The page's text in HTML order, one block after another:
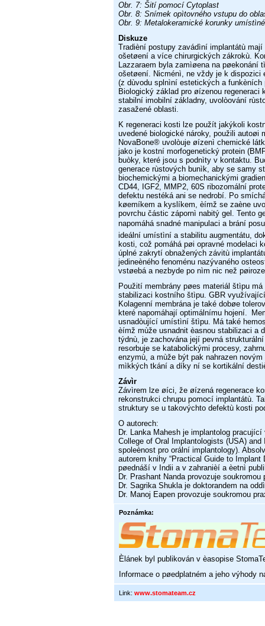
Obr. 7: Šití pomocí Cytoplast
Obr. 8: Snímek opìtovného vstupu do
Obr. 9: Metalokeramické korunky
Diskuze
Tradièní postupy zavádìní implantátù
ošetøení a více chirurgických zákrokù.
Lazzaraem byla zamìøena na pøekonání
ošetøení. Nicménì, ne vždy je k
(z dùvodu splnìní estetických a funkèních
Biologický základ pro øízenou
stabilní imobilní základny, uvolòování
zasažené oblasti.
K regeneraci kosti lze použít jakýkoli
uvedené biologické nároky, použili
NovaBone® uvolòuje øízenì chemické
jako je kostní morfogenetický protein
buòky, které jsou s podnìty v kontaktu.
generace rùstových bunìk, aby se samy
biochemickými a biomechanickými
CD44, IGF2, MMP2, 60S ribozomální
defektu nestéká ani se nedrobí. Po
køemíkem a kyslíkem, èímž se zaène
povrchu částic zápornì nabitý gel. Tento
napomáhá snadné manipulaci a brání
ideální umístìní a stabilitu augmentátu,
kosti, což pomáhá pøi opravné modelaci
úplné zakrytí obnažených závitù
jedineèného fenoménu nazývaného
vstøebá a nezbyde po nìm nic než
Použití membrány pøes materiál štìpu
stabilizaci kostního štìpu. GBR
Kolagenní membrána je také dobøe
které napomáhají optimálnímu hojení.
usnadòující umístìní štìpu. Má také
èímž mùže usnadnit èasnou stabilizaci a
týdnù, je zachována její pevná
resorbuje se katabolickými procesy,
enzymù, a mùže být pak nahrazen novým
mìkkých tkání a díky ní se kortikální
Závìr
Závìrem lze øíci, že øízená regenerace
rekonstrukci chrupu pomocí implantátù.
struktury se u takovýchto defektù kosti
O autorech:
Dr. Lanka Mahesh je implantolog
College of Oral Implantologists (USA)
spoleènost pro orální implantology).
autorem knihy “Practical Guide to Implant
pøednáší v Indii a v zahranièí a èetnì
Dr. Prashant Nanda provozuje soukromou
Dr. Sagrika Shukla je doktorandem na
Dr. Manoj Eapen provozuje soukromou
Poznámka:
Èlánek byl publikován v èasopise
Informace o pøedplatném a jeho výhody
Link: www.stomateam.cz